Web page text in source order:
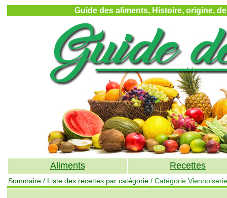
Guide des aliments, Histoire, origine,
Aliments Recettes
Sommaire / Liste des recettes par catégorie / Catégorie